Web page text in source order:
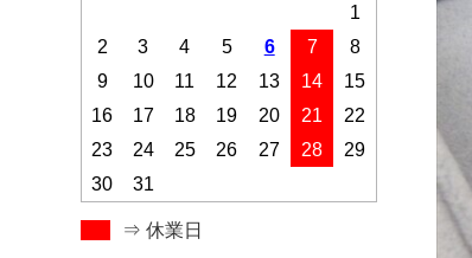
1
2
3 4 5 6 7
8
9
10 11 12 13 14
15
16
17 18 19 20 21
22
23
24 25 26 27 28
29
30
31
⇒ 休業日